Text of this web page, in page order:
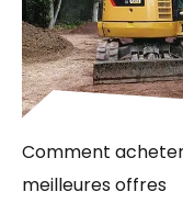
Comment acheter
meilleures offres